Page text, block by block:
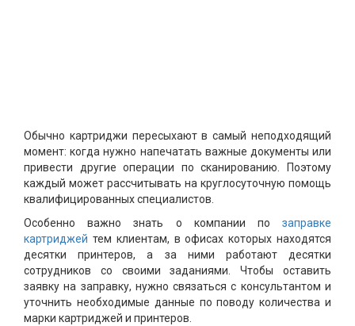
Обычно картриджи пересыхают в самый неподходящий
момент: когда нужно напечатать важные документы или
привести другие операции по сканированию. Поэтому
каждый может рассчитывать на круглосуточную помощь
квалифицированных специалистов.
Особенно важно знать о компании по заправке
картриджей тем клиентам, в офисах которых находятся
десятки принтеров, а за ними работают десятки
сотрудников со своими заданиями. Чтобы оставить
заявку на заправку, нужно связаться с консультантом и
уточнить необходимые данные по поводу количества и
марки картриджей и принтеров.